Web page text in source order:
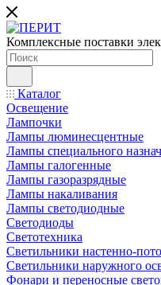
Комплексные поставки
Каталог
Освещение
Лампочки
Лампы люминесцентные
Лампы специального
Лампы галогенные
Лампы газоразрядные
Лампы накаливания
Лампы светодиодные
Светодиоды
Светотехника
Светильники настенно-
Светильники наружного
Фонари и переносные